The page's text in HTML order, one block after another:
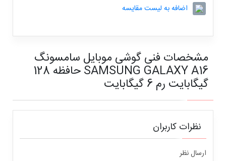
اضافه به لیست مقایسه
مشخصات فنیگوشی موبایل سامسونگ
SAMSUNG GALAXY A16 حافظه 128
گیگابایت رم 6 گیگابایت
نظرات کاربران
ارسال نظر